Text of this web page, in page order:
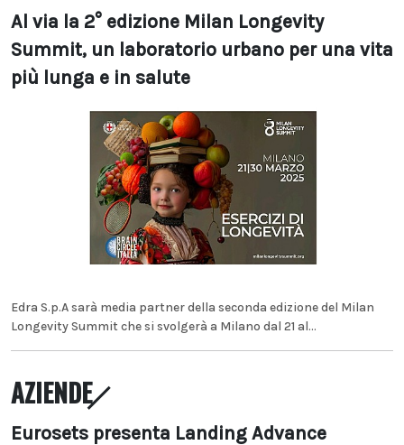
Al via la 2° edizione Milan Longevity
Summit, un laboratorio urbano per una vita
più lunga e in salute
Edra S.p.A sarà media partner della seconda edizione del Milan
Longevity Summit che si svolgerà a Milano dal 21 al...
AZIENDE
Eurosets presenta Landing Advance